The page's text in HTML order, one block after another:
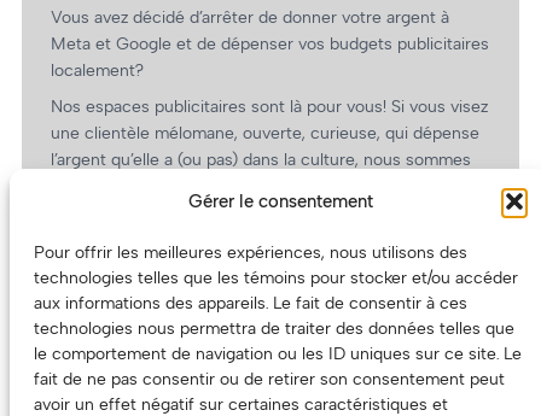
Gérer le consentement
Pour offrir les meilleures expériences, nous utilisons des
technologies telles que les témoins pour stocker et/ou accéder
aux informations des appareils. Le fait de consentir à ces
technologies nous permettra de traiter des données telles que
le comportement de navigation ou les ID uniques sur ce site. Le
fait de ne pas consentir ou de retirer son consentement peut
avoir un effet négatif sur certaines caractéristiques et
Vous avez décidé d’arrêter de donner votre argent à
Meta et Google et de dépenser vos budgets publicitaires
localement?
Nos espaces publicitaires sont là pour vous! Si vous visez
une clientèle mélomane, ouverte, curieuse, qui dépense
l’argent qu’elle a (ou pas) dans la culture, nous sommes
revient.
(Oui, on va avoir des tarifs spéciaux pour vous, les
artistes!)